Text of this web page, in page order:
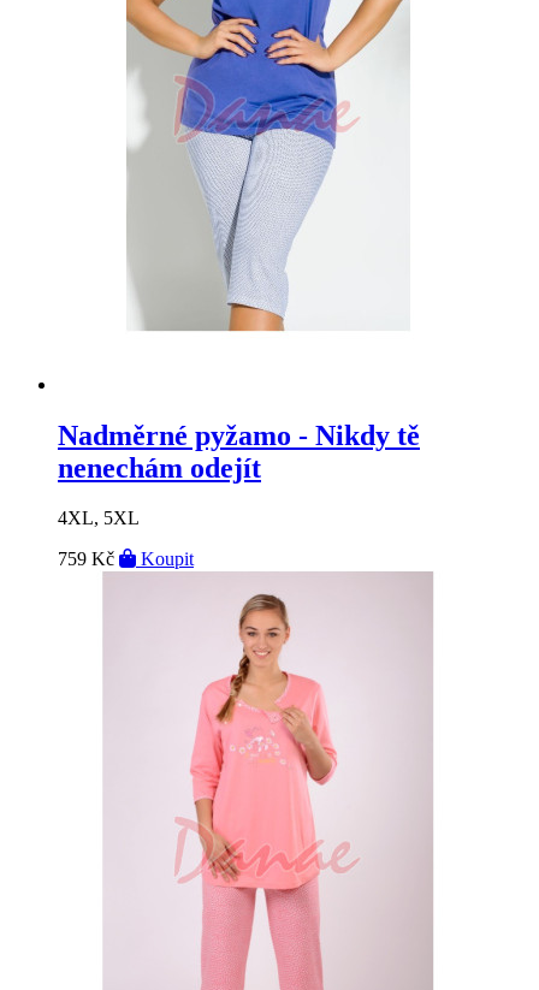
Nadměrné pyžamo - Nikdy tě
nenechám odejít
4XL, 5XL
759 Kč
Koupit